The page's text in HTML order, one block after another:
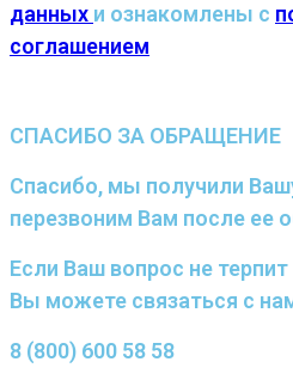
данных и ознакомлены с
соглашением
СПАСИБО ЗА ОБРАЩЕНИЕ
Спасибо, мы получили
перезвоним Вам после ее
Если Ваш вопрос не
Вы можете связаться с
8 (800) 600 58 58